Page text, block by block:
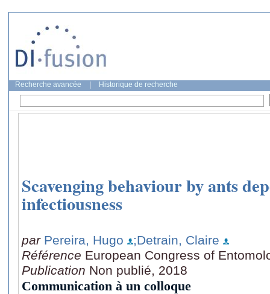
Recherche avancée Historique de recherche
Scavenging behaviour by ants
infectiousness
par Pereira, Hugo
;Detrain, Claire
Référence European Congress of
Publication Non publié, 2018
Communication à un colloque